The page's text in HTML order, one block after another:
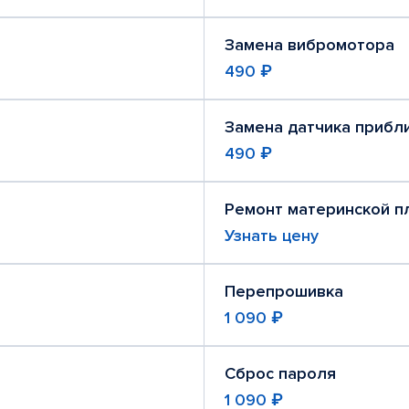
Замена вибромотора
490 ₽
Замена датчика
490 ₽
Ремонт материнской
Узнать цену
Перепрошивка
1 090 ₽
Сброс пароля
1 090 ₽